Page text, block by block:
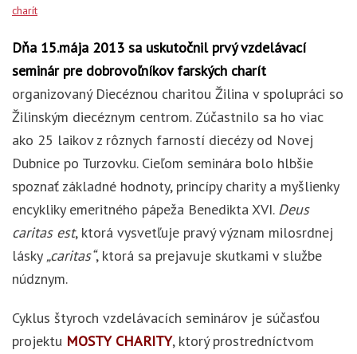
charít
Dňa 15.mája 2013 sa uskutočnil prvý vzdelávací
seminár pre dobrovoľníkov farských charít
organizovaný Diecéznou charitou Žilina v spolupráci so
Žilinským diecéznym centrom. Zúčastnilo sa ho viac
ako 25 laikov z rôznych farností diecézy od Novej
Dubnice po Turzovku. Cieľom seminára bolo hlbšie
spoznať základné hodnoty, princípy charity a myšlienky
encykliky emeritného pápeža Benedikta XVI. Deus
caritas est, ktorá vysvetľuje pravý význam milosrdnej
lásky „caritas“, ktorá sa prejavuje skutkami v službe
núdznym.
Cyklus štyroch vzdelávacích seminárov je súčasťou
projektu MOSTY CHARITY, ktorý prostredníctvom